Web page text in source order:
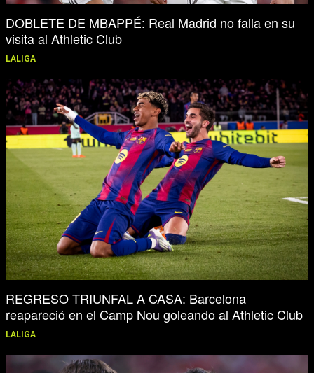
DOBLETE DE MBAPPÉ: Real Madrid no falla en su
visita al Athletic Club
LALIGA
REGRESO TRIUNFAL A CASA: Barcelona
reapareció en el Camp Nou goleando al Athletic Club
LALIGA